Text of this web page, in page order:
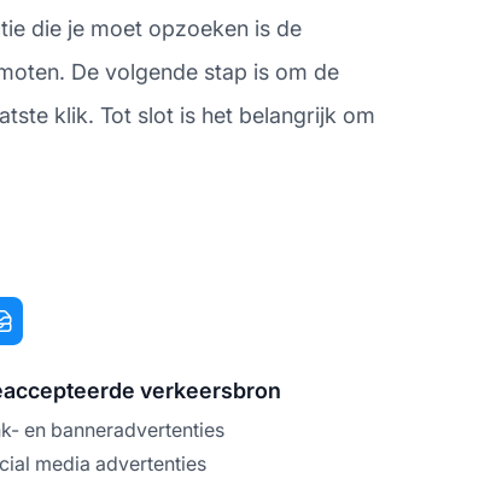
die je moet opzoeken is de
De volgende stap is om de
klik. Tot slot is het belangrijk om
verkeersbron
en banneradvertenties
media advertenties